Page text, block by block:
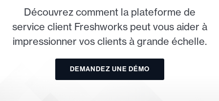
Découvrez comment la plateforme de
service client Freshworks peut vous aider à
impressionner vos clients à grande échelle.
DEMANDEZ UNE DÉMO